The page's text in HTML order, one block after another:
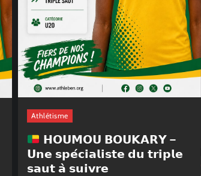
Athlétisme
𝗛𝗢𝗨𝗠𝗢𝗨 𝗕𝗢𝗨𝗞𝗔𝗥𝗬 –
𝗨𝗻𝗲 𝘀𝗽𝗲́𝗰𝗶𝗮𝗹𝗶𝘀𝘁𝗲 𝗱𝘂 𝘁𝗿𝗶𝗽𝗹𝗲
𝘀𝗮𝘂𝘁 𝗮̀ 𝘀𝘂𝗶𝘃𝗿𝗲